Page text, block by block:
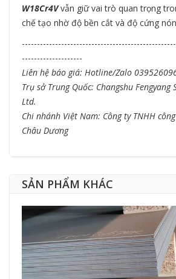
W18Cr4Vvẫn giữ vai trò quan trọng
chế tạo nhờ độ bền cắt và độ cứng
--------------------
Liên hệ báo giá: Hotline/Zalo
Trụ sở Trung Quốc: Changshu Fengyang
Ltd.
Chi nhánh Việt Nam: Công ty TNHH
Châu Dương
SẢN PHẨM KHÁC